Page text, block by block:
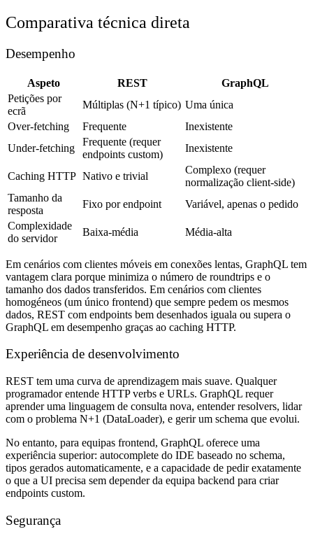
Comparativa técnica direta
Desempenho
Aspeto REST
GraphQL
Petições por
ecrã
Múltiplas (N+1 típico) Uma única
Over-fetching
Frequente
Inexistente
Under-fetching
Frequente (requer
endpoints custom)
Inexistente
Caching HTTP Nativo e trivial
Complexo (requer
normalização client-side)
Tamanho da
resposta
Fixo por endpoint
Variável, apenas o pedido
Complexidade
do servidor
Baixa-média Média-alta
Em cenários com clientes móveis em conexões lentas, GraphQL tem
vantagem clara porque minimiza o número de roundtrips e o
tamanho dos dados transferidos. Em cenários com clientes
homogéneos (um único frontend) que sempre pedem os mesmos
dados, REST com endpoints bem desenhados iguala ou supera o
GraphQL em desempenho graças ao caching HTTP.
Experiência de desenvolvimento
REST tem uma curva de aprendizagem mais suave. Qualquer
programador entende HTTP verbs e URLs. GraphQL requer
aprender uma linguagem de consulta nova, entender resolvers, lidar
com o problema N+1 (DataLoader), e gerir um schema que evolui.
No entanto, para equipas frontend, GraphQL oferece uma
experiência superior: autocomplete do IDE baseado no schema,
tipos gerados automaticamente, e a capacidade de pedir exatamente
o que a UI precisa sem depender da equipa backend para criar
endpoints custom.
Segurança